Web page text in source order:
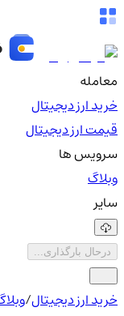
معامله
خرید ارز دیجیتال
قیمت ارز دیجیتال
سرویس ها
وبلاگ
سایر
درحال بارگذاری...
خرید ارز دیجیتال/وبلاگ